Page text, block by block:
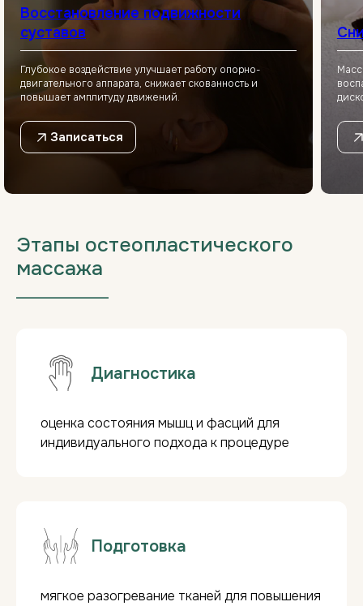
Восстановление подвижности
суставов
Глубокое воздействие улучшает работу опорно-
двигательного аппарата, снижает скованность и
повышает амплитуду движений.
Записаться
Этапы остеопластического
массажа
___________________
Диагностика
оценка состояния мышц и фасций для
индивидуального подхода к процедуре
Подготовка
мягкое разогревание тканей для повышения